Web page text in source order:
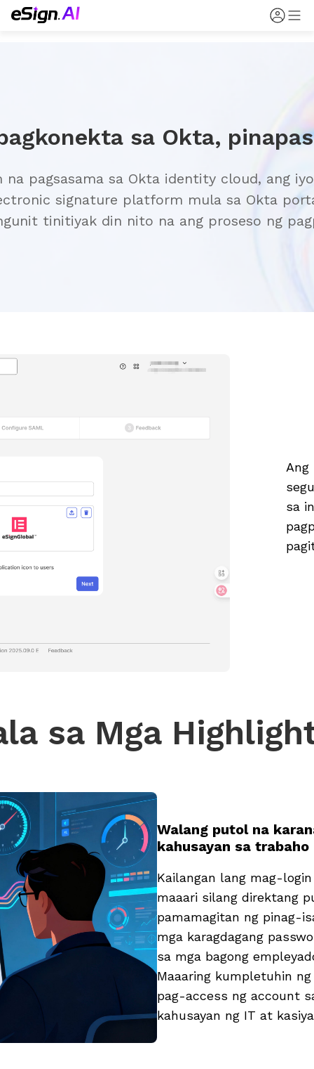
na pagsasama sa Okta identity cloud, ang
signature platform mula sa Okta
tinitiyak din nito na ang proseso ng
Ang
sa
sa Mga
Walang putol na
kahusayan sa trabaho
Kailangan lang mag-
maaari silang direktang
pamamagitan ng pinag-
mga karagdagang
sa mga bagong
Maaaring kumpletuhin
pag-access ng account
kahusayan ng IT at